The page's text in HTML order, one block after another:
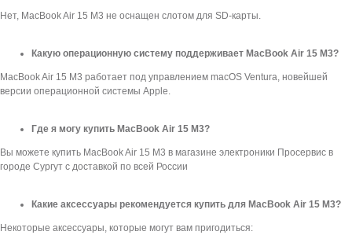
Нет, MacBook Air 15 M3 не оснащен слотом для SD-карты.
Какую операционную систему поддерживает MacBook Air 15 M3?
MacBook Air 15 M3 работает под управлением macOS Ventura, новейшей
версии операционной системы Apple.
Где я могу купить MacBook Air 15 M3?
Вы можете купить MacBook Air 15 M3 в магазине электроники Просервис в
городе Сургут с доставкой по всей России
Какие аксессуары рекомендуется купить для MacBook Air 15 M3?
Некоторые аксессуары, которые могут вам пригодиться:
Яндекс
MacBook
AirPods
Apple Watch
PS5
Гарантия
Trade-in и кредит
Новостной блог
Мы в соцсетях:
Способы